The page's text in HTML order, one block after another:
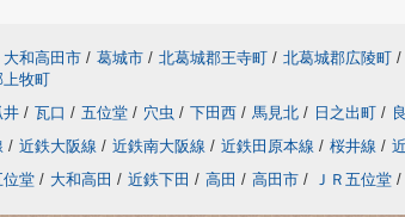
大和高田市 / 葛城市 / 北葛城郡王寺町 / 北葛城郡広陵町 /
上牧町
井 / 瓦口 / 五位堂 / 穴虫 / 下田西 / 馬見北 / 日之出町 /
/ 近鉄大阪線 / 近鉄南大阪線 / 近鉄田原本線 / 桜井線 /
位堂 / 大和高田 / 近鉄下田 / 高田 / 高田市 / ＪＲ五位堂 /